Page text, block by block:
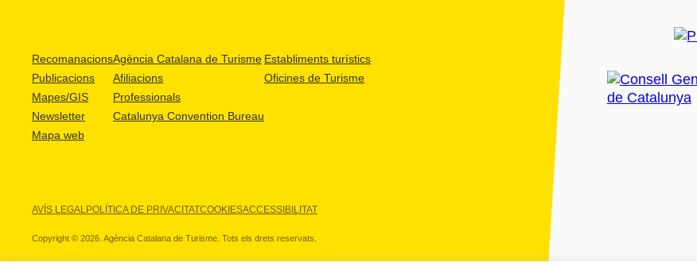
Recomanacions
Publicacions
Mapes/GIS
Newsletter
Mapa web
Agència Catalana de Turisme
Afiliacions
Professionals
Catalunya Convention Bureau
Establiments turístics
Oficines de Turisme
AVÍS LEGALPOLÍTICA DE PRIVACITATCOOKIESACCESSIBILITAT
Copyright © 2026. Agència Catalana de Turisme. Tots els drets reservats.